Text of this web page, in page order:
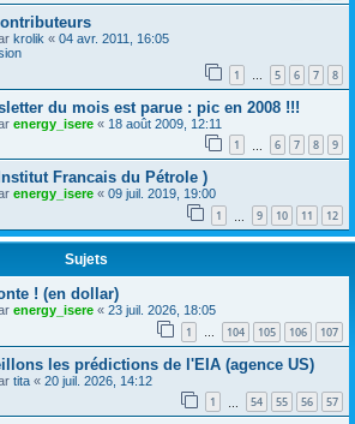
krolik « 04 avr. 2011, 16:05
1 … 5 6 7 8
du mois est parue : pic en 2008 !!!
energy_isere « 18 août 2009, 12:11
1 6 7 8 9
Francais du Pétrole )
energy_isere « 09 juil. 2019, 19:00
1 9 10 11 12
Sujets
! (en dollar)
energy_isere « 23 juil. 2026, 18:05
1 … 104 105 106 107
les prédictions de l'EIA (agence US)
tita « 20 juil. 2026, 14:12
1 54 55 56 57